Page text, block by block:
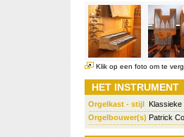
Klik op een foto om te
HET INSTRUMENT
Orgelkast - stijl Klassieke
Orgelbouwer(s) Patrick